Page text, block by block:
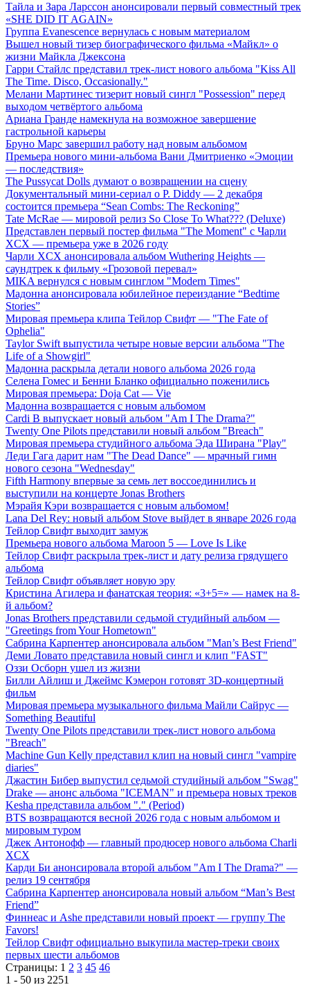
Тайла и Зара Ларссон анонсировали первый совместный трек
«SHE DID IT AGAIN»
Группа Evanescence вернулась с новым материалом
Вышел новый тизер биографического фильма «Майкл» о
жизни Майкла Джексона
Гарри Стайлс представил трек-лист нового альбома "Kiss All
The Time. Disco, Occasionally."
Мелани Мартинес тизерит новый сингл "Possession" перед
выходом четвёртого альбома
Ариана Гранде намекнула на возможное завершение
гастрольной карьеры
Бруно Марс завершил работу над новым альбомом
Премьера нового мини-альбома Вани Дмитриенко «Эмоции
— последствия»
The Pussycat Dolls думают о возвращении на сцену
Документальный мини-сериал о P. Diddy — 2 декабря
состоится премьера “Sean Combs: The Reckoning”
Tate McRae — мировой релиз So Close To What??? (Deluxe)
Представлен первый постер фильма "The Moment" с Чарли
XCX — премьера уже в 2026 году
Чарли XCX анонсировала альбом Wuthering Heights —
саундтрек к фильму «Грозовой перевал»
MIKA вернулся с новым синглом "Modern Times"
Мадонна анонсировала юбилейное переиздание “Bedtime
Stories”
Мировая премьера клипа Тейлор Свифт — "The Fate of
Ophelia"
Taylor Swift выпустила четыре новые версии альбома "The
Life of a Showgirl"
Мадонна раскрыла детали нового альбома 2026 года
Селена Гомес и Бенни Бланко официально поженились
Мировая премьера: Doja Cat — Vie
Мадонна возвращается с новым альбомом
Cardi B выпускает новый альбом "Am I The Drama?"
Twenty One Pilots представили новый альбом "Breach"
Мировая премьера студийного альбома Эда Ширана "Play"
Леди Гага дарит нам "The Dead Dance" — мрачный гимн
нового сезона "Wednesday"
Fifth Harmony впервые за семь лет воссоединились и
выступили на концерте Jonas Brothers
Мэрайя Кэри возвращается с новым альбомом!
Lana Del Rey: новый альбом Stove выйдет в январе 2026 года
Тейлор Свифт выходит замуж
Премьера нового альбома Maroon 5 — Love Is Like
Тейлор Свифт раскрыла трек-лист и дату релиза грядущего
альбома
Тейлор Свифт объявляет новую эру
Кристина Агилера и фанатская теория: «3+5=» — намек на 8-
й альбом?
Jonas Brothers представили седьмой студийный альбом —
"Greetings from Your Hometown"
Сабрина Карпентер анонсировала альбом "Man’s Best Friend"
Деми Ловато представила новый сингл и клип "FAST"
Оззи Осборн ушел из жизни
Билли Айлиш и Джеймс Кэмерон готовят 3D-концертный
фильм
Мировая премьера музыкального фильма Майли Сайрус —
Something Beautiful
Twenty One Pilots представили трек-лист нового альбома
"Breach"
Machine Gun Kelly представил клип на новый сингл "vampire
diaries"
Джастин Бибер выпустил седьмой студийный альбом "Swag"
Drake — анонс альбома "ICEMAN" и премьера новых треков
Kesha представила альбом "." (Period)
BTS возвращаются весной 2026 года с новым альбомом и
мировым туром
Джек Антонофф — главный продюсер нового альбома Charli
XCX
Карди Би анонсировала второй альбом "Am I The Drama?" —
релиз 19 сентября
Сабрина Карпентер анонсировала новый альбом “Man’s Best
Friend”
Финнеас и Ashe представили новый проект — группу The
Favors!
Тейлор Свифт официально выкупила мастер-треки своих
первых шести альбомов
Страницы: 1 2 3 45 46
1 - 50 из 2251